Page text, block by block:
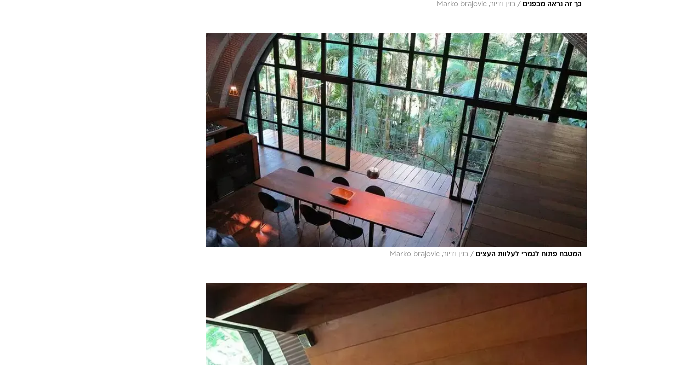
כך זה נראה מבפנים / בנין ודיור, Marko brajovic
המטבח פתוח לגמרי לעלוות העצים / בנין ודיור, Marko brajovic